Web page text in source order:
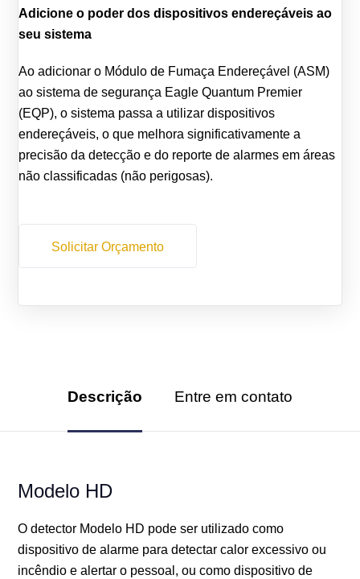
Adicione o poder dos dispositivos endereçáveis ao
seu sistema
Ao adicionar o Módulo de Fumaça Endereçável (ASM)
ao sistema de segurança Eagle Quantum Premier
(EQP), o sistema passa a utilizar dispositivos
endereçáveis, o que melhora significativamente a
precisão da detecção e do reporte de alarmes em áreas
não classificadas (não perigosas).
Solicitar Orçamento
Descrição Entre em contato
Modelo HD
O detector Modelo HD pode ser utilizado como
dispositivo de alarme para detectar calor excessivo ou
incêndio e alertar o pessoal, ou como dispositivo de